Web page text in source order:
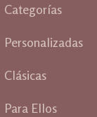
Categorías
Personalizadas
Clásicas
Para Ellos